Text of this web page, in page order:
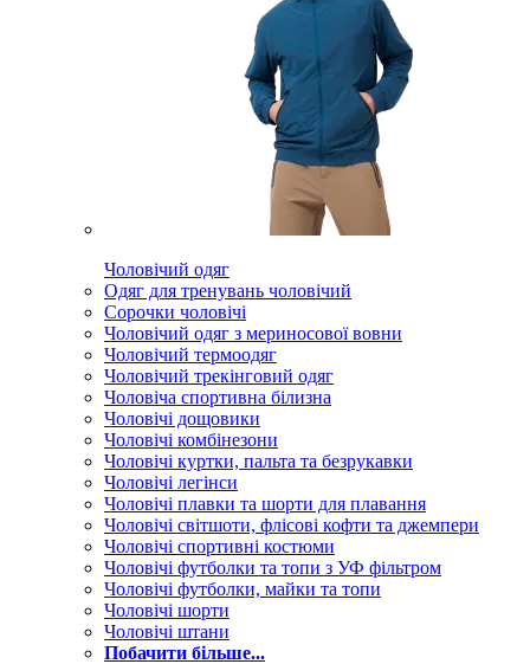
Чоловічий одяг
Одяг для тренувань чоловічий
Сорочки чоловічі
Чоловічий одяг з мериносової вовни
Чоловічий термоодяг
Чоловічий трекінговий одяг
Чоловіча спортивна білизна
Чоловічі дощовики
Чоловічі комбінезони
Чоловічі куртки, пальта та безрукавки
Чоловічі легінси
Чоловічі плавки та шорти для плавання
Чоловічі світшоти, флісові кофти та джемпери
Чоловічі спортивні костюми
Чоловічі футболки та топи з УФ фільтром
Чоловічі футболки, майки та топи
Чоловічі шорти
Чоловічі штани
Побачити більше...